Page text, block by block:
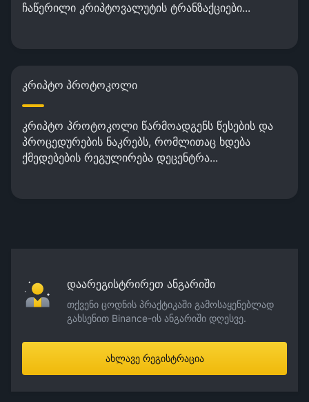
ჩაწერილი კრიპტოვალუტის ტრანზაქციები...
კრიპტო პროტოკოლი
კრიპტო პროტოკოლი წარმოადგენს წესების და
პროცედურების ნაკრებს, რომლითაც ხდება
ქმედებების რეგულირება დეცენტრა...
დაარეგისტრირეთ ანგარიში
თქვენი ცოდნის პრაქტიკაში გამოსაყენებლად
გახსენით Binance-ის ანგარიში დღესვე.
ახლავე რეგისტრაცია